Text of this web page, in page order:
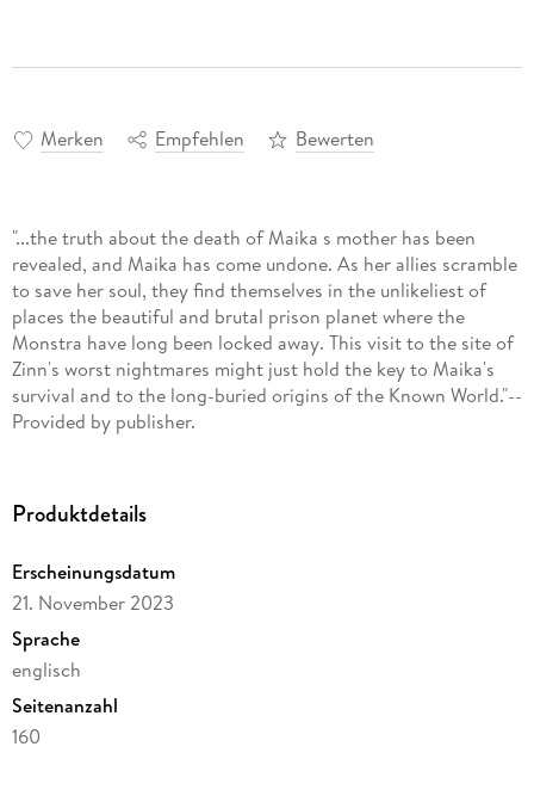
Merken Empfehlen Bewerten
"...the truth about the death of Maika s mother has been
revealed, and Maika has come undone. As her allies scramble
to save her soul, they find themselves in the unlikeliest of
places the beautiful and brutal prison planet where the
Monstra have long been locked away. This visit to the site of
Zinn's worst nightmares might just hold the key to Maika's
survival and to the long-buried origins of the Known World."--
Provided by publisher.
Produktdetails
Erscheinungsdatum
21. November 2023
Sprache
englisch
Seitenanzahl
160